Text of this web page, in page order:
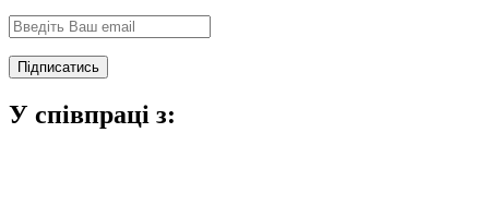
У співпраці з: